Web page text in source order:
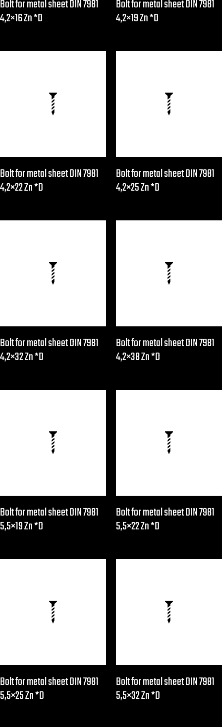
Bolt for metal sheet DIN 7981
4,2×16 Zn *D
Bolt for metal sheet DIN 7981
4,2×19 Zn *D
Bolt for metal sheet DIN 7981
4,2×22 Zn *D
Bolt for metal sheet DIN 7981
4,2×25 Zn *D
Bolt for metal sheet DIN 7981
4,2×32 Zn *D
Bolt for metal sheet DIN 7981
4,2×38 Zn *D
Bolt for metal sheet DIN 7981
5,5×19 Zn *D
Bolt for metal sheet DIN 7981
5,5×22 Zn *D
Bolt for metal sheet DIN 7981
5,5×25 Zn *D
Bolt for metal sheet DIN 7981
5,5×32 Zn *D